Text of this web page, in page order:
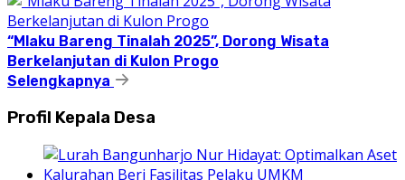
“Mlaku Bareng Tinalah 2025”, Dorong Wisata
Berkelanjutan di Kulon Progo
Selengkapnya
Profil Kepala Desa